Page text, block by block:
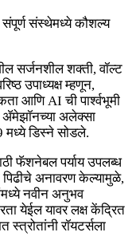
संपूर्ण संस्थेमध्ये कौशल्य
सर्जनशील शक्ती, वॉल्ट
उपाध्यक्ष म्हणून,
आणि AI ची पार्श्वभूमी
अलेक्सा
मध्ये डिस्ने सोडले.
फॅशनेबल पर्याय उपलब्ध
पिढीचे अनावरण केल्यामुळे,
नवीन अनुभव
येईल यावर लक्ष केंद्रित
रॉयटर्सला